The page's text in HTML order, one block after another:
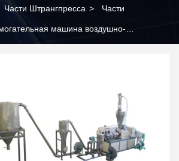
Части Штрангпресса > Части
машина воздушно-